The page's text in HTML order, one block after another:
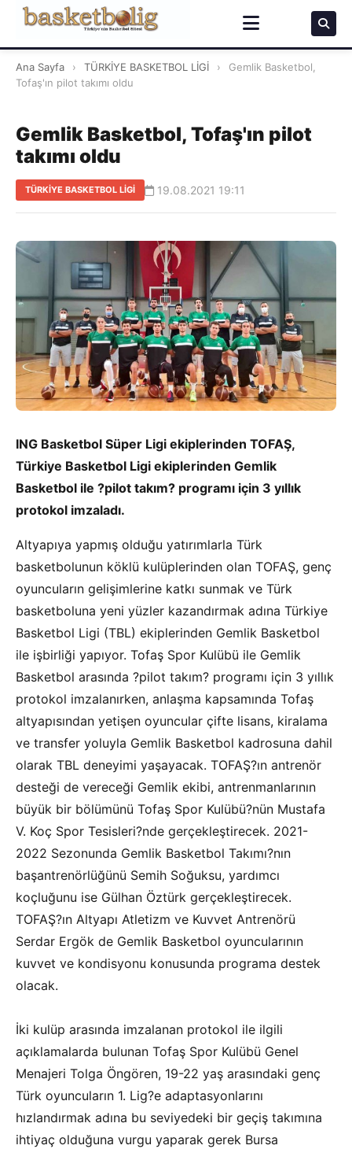
Ana Sayfa › TÜRKİYE BASKETBOL LİGİ ›
Gemlik Basketbol,
Tofaş'ın pilot takımı oldu
Gemlik Basketbol, Tofaş'ın pilot
takımı oldu
TÜRKİYE BASKETBOL LİGİ 19.08.2021 19:11
ING Basketbol Süper Ligi ekiplerinden TOFAŞ,
Türkiye Basketbol Ligi ekiplerinden Gemlik
Basketbol ile ?pilot takım? programı için 3 yıllık
protokol imzaladı.
Altyapıya yapmış olduğu yatırımlarla Türk
basketbolunun köklü kulüplerinden olan TOFAŞ, genç
oyuncuların gelişimlerine katkı sunmak ve Türk
basketboluna yeni yüzler kazandırmak adına Türkiye
Basketbol Ligi (TBL) ekiplerinden Gemlik Basketbol
ile işbirliği yapıyor. Tofaş Spor Kulübü ile Gemlik
Basketbol arasında ?pilot takım? programı için 3 yıllık
protokol imzalanırken, anlaşma kapsamında Tofaş
altyapısından yetişen oyuncular çifte lisans, kiralama
ve transfer yoluyla Gemlik Basketbol kadrosuna dahil
olarak TBL deneyimi yaşayacak. TOFAŞ?ın antrenör
desteği de vereceği Gemlik ekibi, antrenmanlarının
büyük bir bölümünü Tofaş Spor Kulübü?nün Mustafa
V. Koç Spor Tesisleri?nde gerçekleştirecek. 2021-
2022 Sezonunda Gemlik Basketbol Takımı?nın
başantrenörlüğünü Semih Soğuksu, yardımcı
koçluğunu ise Gülhan Öztürk gerçekleştirecek.
TOFAŞ?ın Altyapı Atletizm ve Kuvvet Antrenörü
Serdar Ergök de Gemlik Basketbol oyuncularının
kuvvet ve kondisyonu konusunda programa destek
olacak.
İki kulüp arasında imzalanan protokol ile ilgili
açıklamalarda bulunan Tofaş Spor Kulübü Genel
Menajeri Tolga Öngören, 19-22 yaş arasındaki genç
Türk oyuncuların 1. Lig?e adaptasyonlarını
hızlandırmak adına bu seviyedeki bir geçiş takımına
ihtiyaç olduğuna vurgu yaparak gerek Bursa